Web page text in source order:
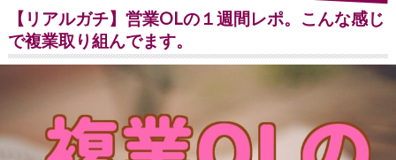
【リアルガチ】営業OLの１週間レポ。こんな感じ
で複業取り組んでます。